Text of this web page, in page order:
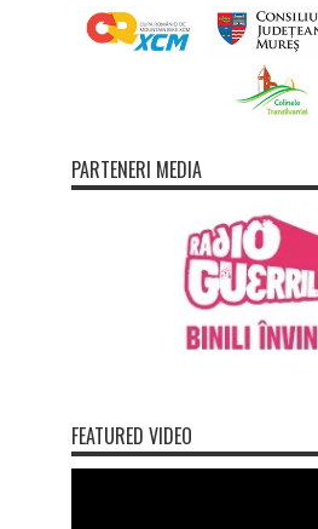
PARTENERI MEDIA
FEATURED VIDEO